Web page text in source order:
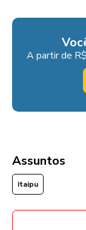
A partir de
Assuntos
Itaipu